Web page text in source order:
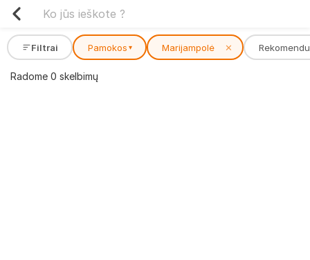
Filtrai Pamokos ▾ Marijampolė ✕
Radome 0 skelbimų